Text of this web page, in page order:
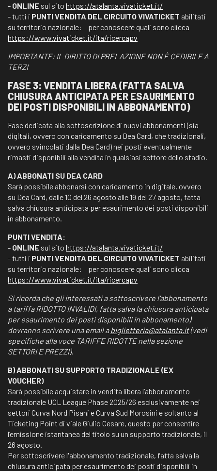
- ONLINE sul sito https://atalanta.vivaticket.it/
- tutti i PUNTI VENDITA DEL CIRCUITO VIVATICKET abilitati
su territorio nazionale: per conoscere quali sono clicca
https://www.vivaticket.it/ita/ricercapv
IMPORTANTE: IL DIRITTO DI PRELAZIONE NON È CEDIBILE A
TERZI
FASE 3: VENDITA LIBERA (FATTA SALVA
CHIUSURA ANTICIPATA PER ESAURIMENTO
DEI POSTI DISPONIBILI IN ABBONAMENTO)
Fase dedicata alla sottoscrizione di nuovi abbonamenti (sia
digitali, ovvero con caricamento su Dea Card, che tradizionali,
ovvero svincolati dalla Dea Card) nei posti eventualmente
rimasti disponibili alla vendita in qualsiasi settore dello stadio.
A) ABBONATI SU DEA CARD
Sarà possibile abbonarsi con caricamento in digitale, ovvero
su Dea Card, dalle 10 del 26 agosto alle 19 del 27 agosto, fatta
salva chiusura anticipata per esaurimento dei posti disponibili
in abbonamento.
PUNTI VENDITA:
- ONLINE sul sito https://atalanta.vivaticket.it/
- tutti i PUNTI VENDITA DEL CIRCUITO VIVATICKET abilitati
su territorio nazionale: per conoscere quali sono clicca
https://www.vivaticket.it/ita/ricercapv
Si ricorda che gli interessati a sottoscrivere l'abbonamento
a tariffa RIDOTTO INVALIDI, fatta salva la chiusura anticipata
per esaurimento dei posti disponibili in abbonamento)
dovranno scrivere una email a biglietteria@atalanta.it(vedi
specifiche alla voce TARIFFE RIDOTTE nella sezione
SETTORI E PREZZI).
B) ABBONATI SU SUPPORTO TRADIZIONALE (EX
VOUCHER)
Sarà possibile acquistare in vendita libera l’abbonamento
tradizionale UCL League Phase 2025/26 esclusivamente nei
settori Curva Nord Pisani e Curva Sud Morosini e soltanto al
Ticketing Point di viale Giulio Cesare, questo per consentire
l’emissione istantanea del titolo su un supporto tradizionale, il
26 agosto.
Per sottoscrivere l'abbonamento tradizionale, fatta salva la
chiusura anticipata per esaurimento dei posti disponibili in